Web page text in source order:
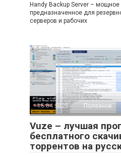
Handy Backup Server –
предназначенное для
серверов и рабочих
15.04.2025 Полезное
Vuze – лучшая
бесплатного
торрентов на